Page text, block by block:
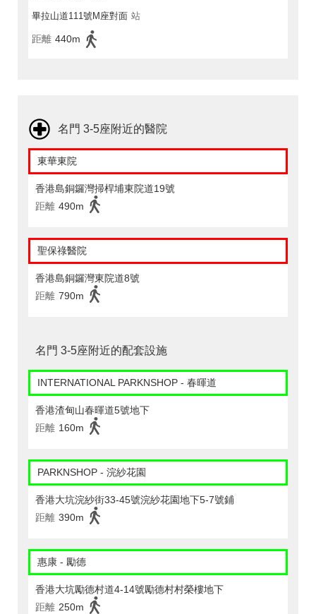
畢拉山道111號M座對面 站
距離 440m
名門 3-5座附近的醫院
東華東院
香港島銅鑼灣掃桿埔東院道19號
距離 490m
聖保祿醫院
香港島銅鑼灣東院道8號
距離 790m
名門 3-5座附近的配套設施
INTERNATIONAL PARKNSHOP - 春暉道
香港渣甸山春暉道5號地下
距離 160m
PARKNSHOP - 浣紗花園
香港大坑浣紗街33-45號浣紗花園地下5-7號鋪
距離 390m
惠康 - 勵德
香港大坑勵德村道4-14號勵德村村榮樓地下
距離 250m